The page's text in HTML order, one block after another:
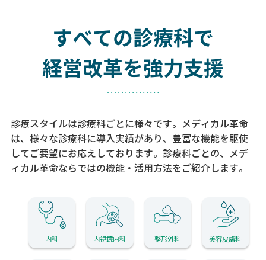
すべての診療科で
経営改革を強力支援
診療スタイルは診療科ごとに様々です。メディカル革命
は、様々な診療科に導入実績があり、 豊富な機能を駆使
してご要望にお応えしております。 診療科ごとの、メデ
ィカル革命ならではの機能・活用方法をご紹介します。
内科 内視鏡内科 整形外科 美容皮膚科